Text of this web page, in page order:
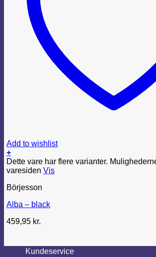
Add to wishlist
+
Dette vare har flere varianter.
varesiden Vis
Börjesson
Alba – black
459,95 kr.
Kundeservice